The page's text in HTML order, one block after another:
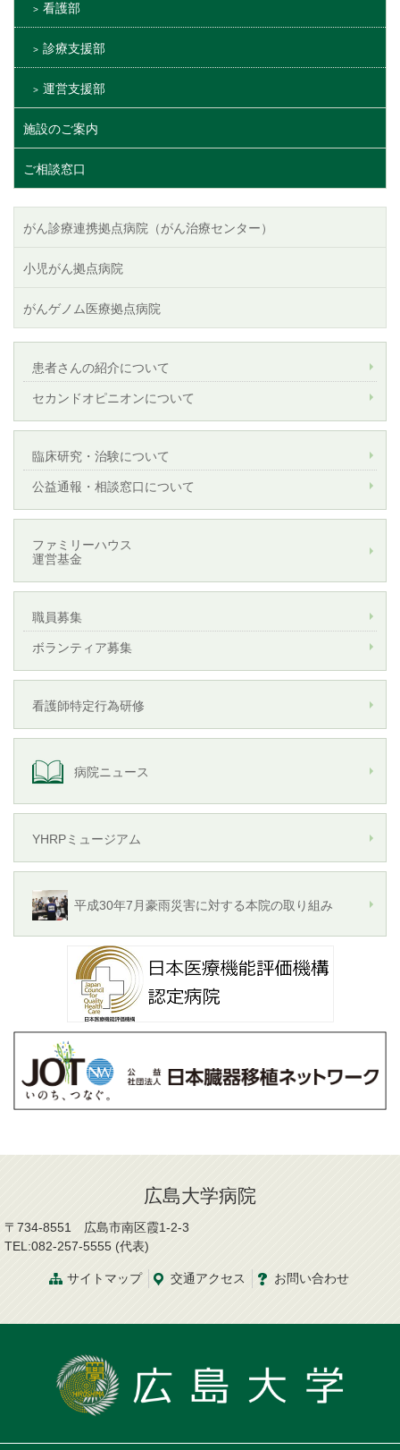
看護部
診療支援部
運営支援部
施設のご案内
ご相談窓口
がん診療連携拠点病院（がん治療センター）
小児がん拠点病院
がんゲノム医療拠点病院
患者さんの紹介について
セカンドオピニオンについて
臨床研究・治験について
公益通報・相談窓口について
ファミリーハウス
運営基金
職員募集
ボランティア募集
看護師特定行為研修
病院ニュース
YHRPミュージアム
平成30年7月豪雨災害に対する本院の取り組み
広島大学病院
〒734-8551 広島市南区霞1-2-3
TEL:082-257-5555 (代表)
サイトマップ 交通アクセス お問い合わせ